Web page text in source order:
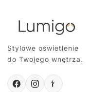
Stylowe oświetlenie
do Twojego wnętrza.